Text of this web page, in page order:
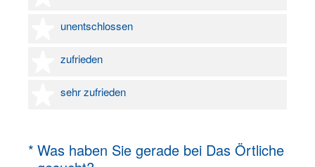
unentschlossen
3 Sterne
zufrieden
4 Sterne
sehr zufrieden
5 Sterne
* Was haben Sie gerade bei Das Örtliche
(Erforderlich.)